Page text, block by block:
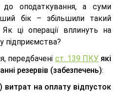
до оподаткування, а суми
бік – збільшили такий
Як ці операції вплинуть на
підприємства?
передбачені ст. 139 ПКУ які
резервів (забезпечень):
витрат на оплату відпусток